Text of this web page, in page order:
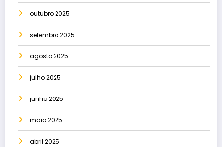
outubro 2025
setembro 2025
agosto 2025
julho 2025
junho 2025
maio 2025
abril 2025